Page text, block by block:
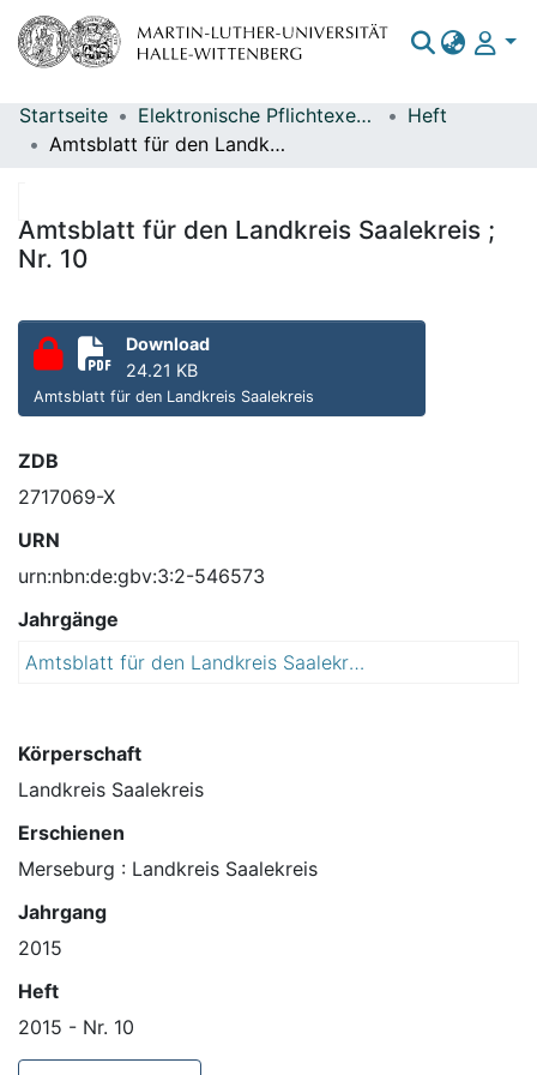
Bereiche & Sammlungen
Statistiken
Startseite Elektronische Pflichtexemplare
Heft
Amtsblatt für den Landkreis Saalekreis ; Nr. 10
Amtsblatt für den Landkreis Saalekreis ;
Nr. 10
Download
24.21 KB
Amtsblatt für den Landkreis Saalekreis
ZDB
2717069-X
URN
urn:nbn:de:gbv:3:2-546573
Jahrgänge
Amtsblatt für den Landkreis Saalekreis
Körperschaft
Landkreis Saalekreis
Erschienen
Merseburg : Landkreis Saalekreis
Jahrgang
2015
Heft
2015 - Nr. 10